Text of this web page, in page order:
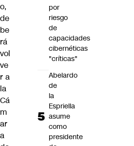
o,
de
be
rá
vol
ve
r a
la
Cá
m
ar
a
por
riesgo
de
capacidades
cibernéticas
"críticas"
Abelardo
de
la
Espriella
asume
como
presidente